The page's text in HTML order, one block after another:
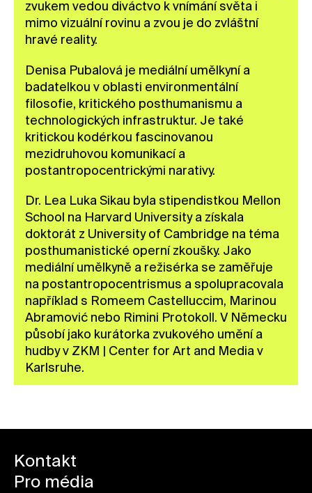
zvukem vedou diváctvo k vnímání světa i
mimo vizuální rovinu a zvou je do zvláštní
hravé reality.
Denisa Pubalová je mediální umělkyní a
badatelkou v oblasti environmentální
filosofie, kritického posthumanismu a
technologických infrastruktur. Je také
kritickou kodérkou fascinovanou
mezidruhovou komunikací a
postantropocentrickými narativy.
Dr. Lea Luka Sikau byla stipendistkou Mellon
School na Harvard University a získala
doktorát z University of Cambridge na téma
posthumanistické operní zkoušky. Jako
mediální umělkyně a režisérka se zaměřuje
na postantropocentrismus a spolupracovala
například s Romeem Castelluccim, Marinou
Abramović nebo Rimini Protokoll. V Německu
působí jako kurátorka zvukového umění a
hudby v ZKM | Center for Art and Media v
Karlsruhe.
Kontakt
Pro média